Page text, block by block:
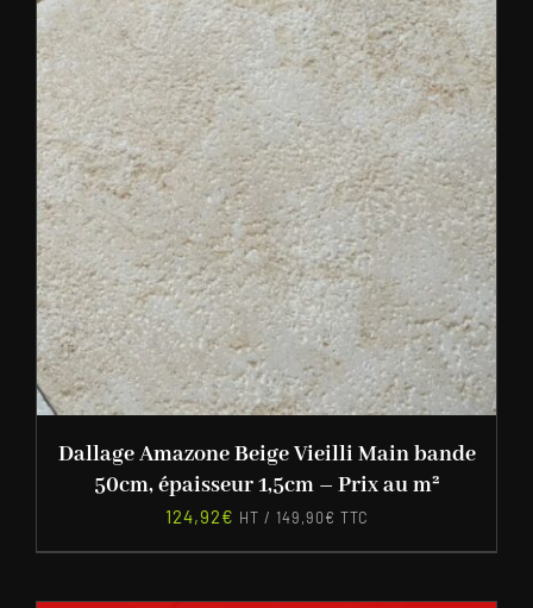
Dallage Amazone Beige Vieilli Main bande
50cm, épaisseur 1,5cm – Prix au m²
124,92€ HT / 149,90€ TTC